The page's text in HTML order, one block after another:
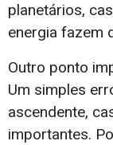
planetários,
energia fazem
Outro ponto
Um simples
ascendente,
importantes.